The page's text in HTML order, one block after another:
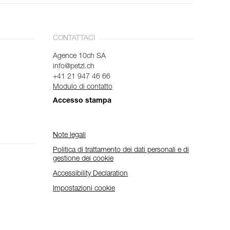
CONTATTACI
Agence 10ch SA
info@petzl.ch
+41 21 947 46 66
Modulo di contatto
Accesso stampa
Note legali
Politica di trattamento dei dati personali e di
gestione dei cookie
Accessibility Declaration
Impostazioni cookie